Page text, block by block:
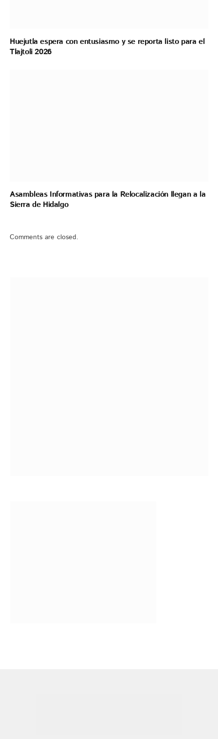
Huejutla espera con entusiasmo y se reporta listo para el
Tlajtoli 2026
Asambleas Informativas para la Relocalización llegan a la
Sierra de Hidalgo
Comments are closed.